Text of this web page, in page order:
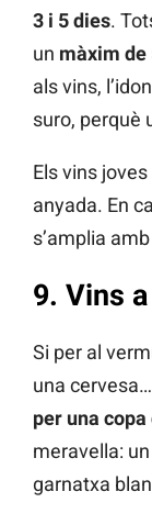
3 i 5 dies.
un màxim de
als vins,
suro, perquè
Els vins
anyada. En
s’amplia
9. Vins
Si per al
una
per una copa
meravella: un
garnatxa